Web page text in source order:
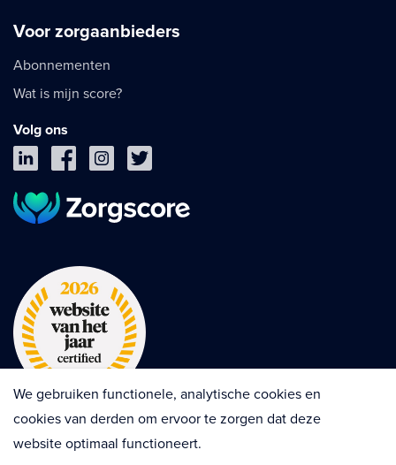
Voor zorgaanbieders
Abonnementen
Wat is mijn score?
Volg ons
Privacy Cookies
We gebruiken functionele, analytische cookies en
cookies van derden om ervoor te zorgen dat deze
website optimaal functioneert.